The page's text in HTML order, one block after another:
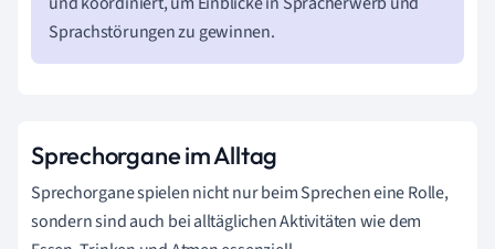
Sprachstörungen zu gewinnen.
Sprechorgane im Alltag
Sprechorgane spielen nicht nur beim Sprechen eine Rolle,
sondern sind auch bei alltäglichen Aktivitäten wie dem